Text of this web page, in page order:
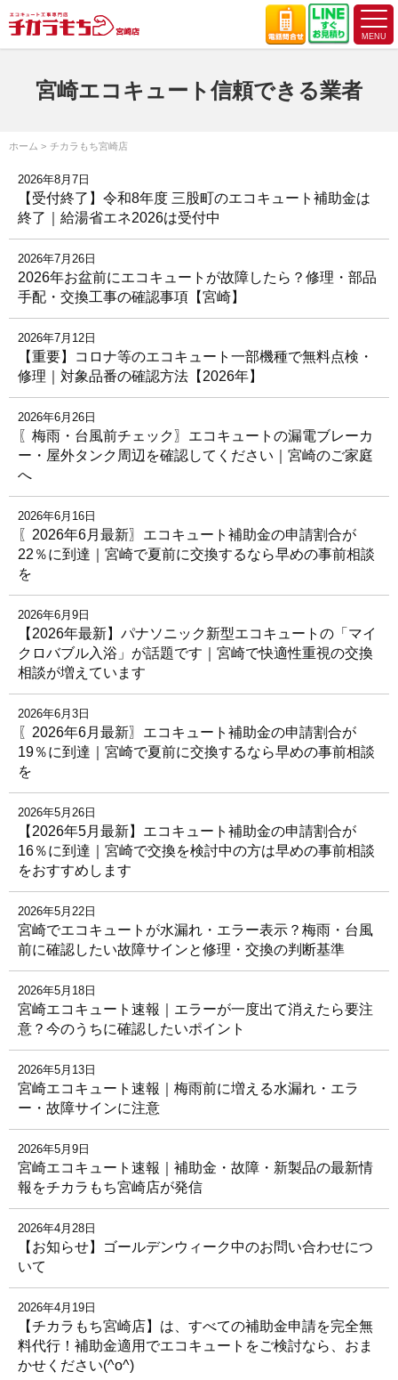
宮崎エコキュート信頼できる業者
ホーム チカラもち宮崎店
2026年8月7日
【受付終了】令和8年度 三股町のエコキュート補助金は
終了｜給湯省エネ2026は受付中
2026年7月26日
2026年お盆前にエコキュートが故障したら？修理・部品
手配・交換工事の確認事項【宮崎】
2026年7月12日
【重要】コロナ等のエコキュート一部機種で無料点検・
修理｜対象品番の確認方法【2026年】
2026年6月26日
〖梅雨・台風前チェック〗エコキュートの漏電ブレーカ
ー・屋外タンク周辺を確認してください｜宮崎のご家庭
へ
2026年6月16日
〖2026年6月最新〗エコキュート補助金の申請割合が
22％に到達｜宮崎で夏前に交換するなら早めの事前相談
を
2026年6月9日
【2026年最新】パナソニック新型エコキュートの「マイ
クロバブル入浴」が話題です｜宮崎で快適性重視の交換
相談が増えています
2026年6月3日
〖2026年6月最新〗エコキュート補助金の申請割合が
19％に到達｜宮崎で夏前に交換するなら早めの事前相談
を
2026年5月26日
【2026年5月最新】エコキュート補助金の申請割合が
16％に到達｜宮崎で交換を検討中の方は早めの事前相談
をおすすめします
2026年5月22日
宮崎でエコキュートが水漏れ・エラー表示？梅雨・台風
前に確認したい故障サインと修理・交換の判断基準
2026年5月18日
宮崎エコキュート速報｜エラーが一度出て消えたら要注
意？今のうちに確認したいポイント
2026年5月13日
宮崎エコキュート速報｜梅雨前に増える水漏れ・エラ
ー・故障サインに注意
2026年5月9日
宮崎エコキュート速報｜補助金・故障・新製品の最新情
報をチカラもち宮崎店が発信
2026年4月28日
【お知らせ】ゴールデンウィーク中のお問い合わせにつ
いて
2026年4月19日
【チカラもち宮崎店】は、すべての補助金申請を完全無
料代行！補助金適用でエコキュートをご検討なら、おま
かせください(^o^)